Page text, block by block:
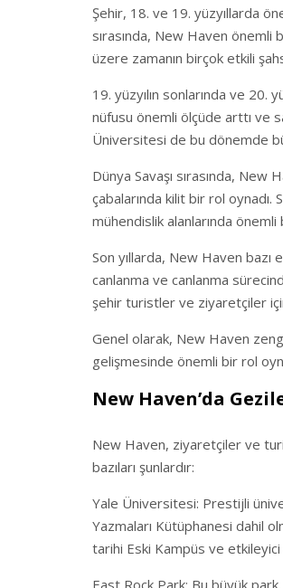
Şehir, 18. ve 19. yüzyıllarda
sırasında, New Haven
üzere zamanın birçok etkili
19. yüzyılın sonlarında ve 20.
nüfusu önemli ölçüde arttı ve
Üniversitesi de bu dönemde
Dünya Savaşı sırasında,
çabalarında kilit bir rol
mühendislik alanlarında
Son yıllarda, New Haven bazı
canlanma ve canlanma
şehir turistler ve ziyaretçiler
Genel olarak, New Haven
gelişmesinde önemli bir rol
New Haven’da
New Haven, ziyaretçiler ve
bazıları şunlardır:
Yale Üniversitesi: Prestijli
Yazmaları Kütüphanesi dahil
tarihi Eski Kampüs ve etkileyici
East Rock Park: Bu büyük